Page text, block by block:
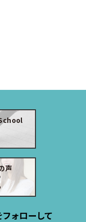
声
ォローして